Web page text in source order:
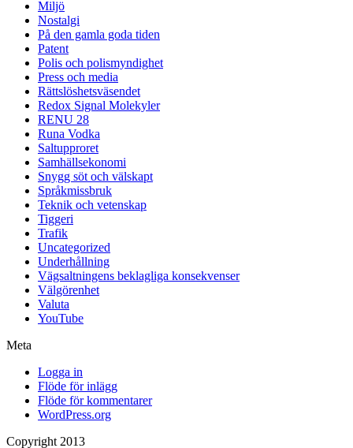
Miljö
Nostalgi
På den gamla goda tiden
Patent
Polis och polismyndighet
Press och media
Rättslöshetsväsendet
Redox Signal Molekyler
RENU 28
Runa Vodka
Saltupproret
Samhällsekonomi
Snygg söt och välskapt
Språkmissbruk
Teknik och vetenskap
Tiggeri
Trafik
Uncategorized
Underhållning
Vägsaltningens beklagliga konsekvenser
Välgörenhet
Valuta
YouTube
Meta
Logga in
Flöde för inlägg
Flöde för kommentarer
WordPress.org
Copyright 2013